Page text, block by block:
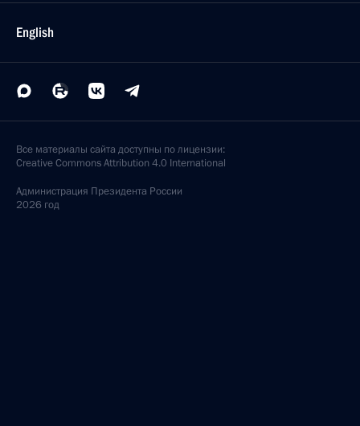
English
Все материалы сайта доступны по лицензии:
Creative Commons Attribution 4.0 International
Администрация Президента России
2026 год